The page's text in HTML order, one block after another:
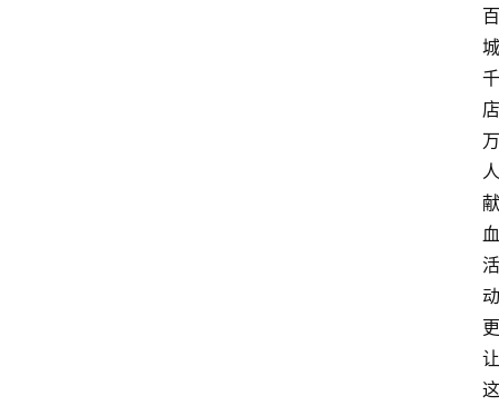
百
城
千
店
万
人
献
血
活
动
更
让
这